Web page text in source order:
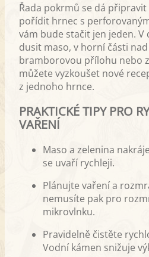
Řada pokrmů se dá připravit
pořídit hrnec s
vám bude stačit jen jeden.
dusit maso, v horní části
bramborovou přílohu nebo
můžete vyzkoušet nové
z jednoho hrnce.
PRAKTICKÉ TIPY PRO
VAŘENÍ
Maso a zelenina
se uvaří rychleji.
Plánujte vaření a
nemusíte pak pro
mikrovlnku.
Pravidelně čistěte
Vodní kámen snižuje